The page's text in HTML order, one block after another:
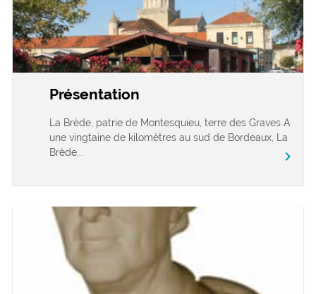
Présentation
La Brède, patrie de Montesquieu, terre des Graves A
une vingtaine de kilomètres au sud de Bordeaux, La
Brède...
chevron_right